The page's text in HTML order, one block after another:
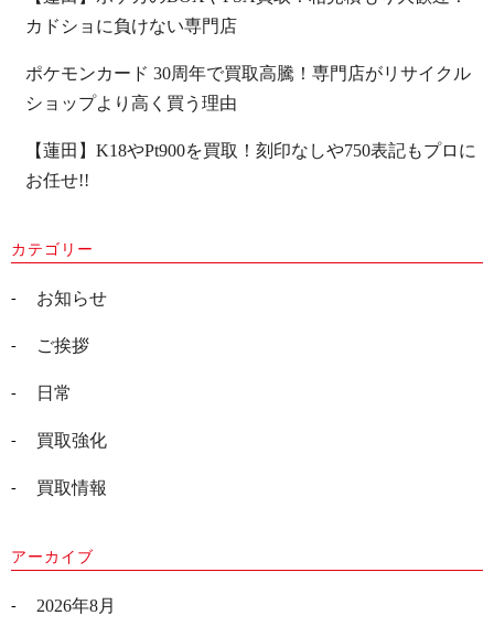
カドショに負けない専門店
ポケモンカード 30周年で買取高騰！専門店がリサイクル
ショップより高く買う理由
【蓮田】K18やPt900を買取！刻印なしや750表記もプロに
お任せ!!
カテゴリー
お知らせ
ご挨拶
日常
買取強化
買取情報
アーカイブ
2026年8月